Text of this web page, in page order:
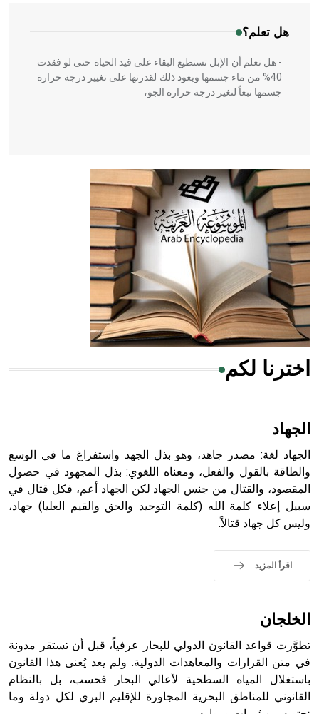
هل تعلم؟
- هل تعلم أن الإبل تستطيع البقاء على قيد الحياة حتى لو فقدت
40% من ماء جسمها ويعود ذلك لقدرتها على تغيير درجة حرارة
جسمها تبعاً لتغير درجة حرارة الجو،
- هل تعلم أن أبقراط كتب في الطب أربعة مؤلفات هي:
الحكم، الأدلة، تنظيم التغذية، ورسالته في جروح الرأس. ويعود
له الفضل بأنه حرر الطب من الدين والفلسفة.
- هل تعلم أن المرجان إفراز حيواني يتكون في البحر ويتركب
من مادة كربونات الكلسيوم، وهو أحمر أو شديد الحمرة وهو
أجود أنواعه، ويمتاز بكبر الحجم ويسمى الش
هل تعلم أن الأبسيد كلمة فرنسية اللفظ تم اعتمادها مصطلحاً
- هل تعلم أن أبجر Abgar اسم معروف جيداً يعود إلى عدد من
الملوك الذين حكموا مدينة إديسا (الرها) من أبجر الأول وحتى
التاسع، وهم ينتسبون إلى أسرة أوسروين
حيث تقتصر القيمة الصوتية للعلامة الك
اخترنا لكم
الجهاد
الجهاد لغة: مصدر جاهد، وهو بذل الجهد واستفراغ ما في الوسع
والطاقة بالقول والفعل، ومعناه اللغوي: بذل المجهود في حصول
المقصود، والقتال من جنس الجهاد لكن الجهاد أعم، فكل قتال في
سبيل إعلاء كلمة الله (كلمة التوحيد والحق والقيم العليا) جهاد،
وليس كل جهاد قتالاً.
اقرأ المزيد
الخلجان
تطوَّرت قواعد القانون الدولي للبحار عرفياً، قبل أن تستقر مدونة
في متن القرارات والمعاهدات الدولية. ولم يعد يُعنى هذا القانون
باستغلال المياه السطحية لأعالي البحار فحسب، بل بالنظام
القانوني للمناطق البحرية المجاورة للإقليم البري لكل دولة وما